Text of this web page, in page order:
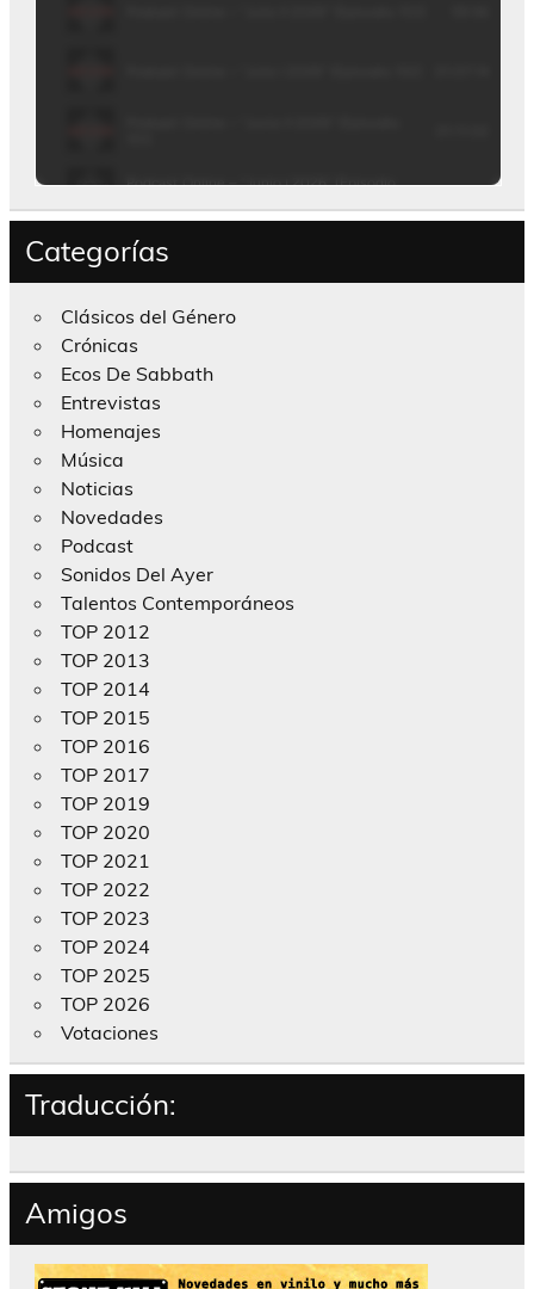
Categorías
Clásicos del Género
Crónicas
Ecos De Sabbath
Entrevistas
Homenajes
Música
Noticias
Novedades
Podcast
Sonidos Del Ayer
Talentos Contemporáneos
TOP 2012
TOP 2013
TOP 2014
TOP 2015
TOP 2016
TOP 2017
TOP 2019
TOP 2020
TOP 2021
TOP 2022
TOP 2023
TOP 2024
TOP 2025
TOP 2026
Votaciones
Traducción:
Amigos